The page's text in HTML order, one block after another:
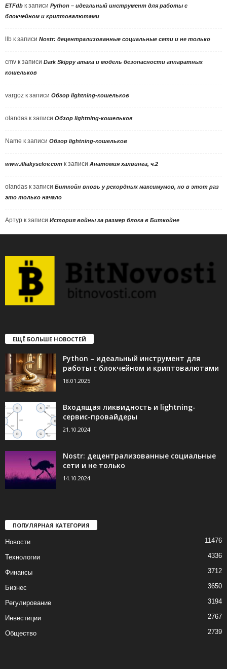
ETFdb к записи Python – идеальный инструмент для работы с
блокчейном и криптовалютами
llb к записи Nostr: децентрализованные социальные сети и не только
cmv к записи Dark Skippy атака и модель безопасности аппаратных
кошельков
vargoz к записи Обзор lightning-кошельков
olandas к записи Обзор lightning-кошельков
Name к записи Обзор lightning-кошельков
www.illiakyselov.com к записи Анатомия халвинга, ч.2
olandas к записи Биткойн вновь у рекордных максимумов, но в этот раз
это только начало
Артур к записи История войны за размер блока в Биткойне
ЕЩЁ БОЛЬШЕ НОВОСТЕЙ
Python – идеальный инструмент для
работы с блокчейном и криптовалютами
18.01.2025
Входящая ликвидность и lightning-
сервис-провайдеры
21.10.2024
Nostr: децентрализованные социальные
сети и не только
14.10.2024
ПОПУЛЯРНАЯ КАТЕГОРИЯ
Новости 11476
Технологии 4336
Финансы 3712
Бизнес 3650
Регулирование 3194
Инвестиции 2767
Общество 2739